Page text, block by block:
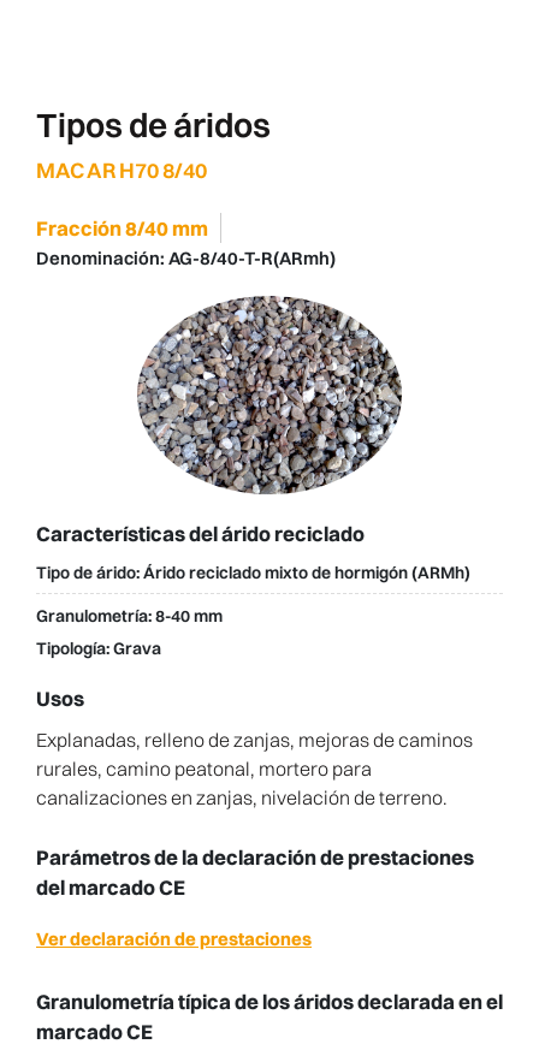
Tipos de áridos
MAC AR H70 8/40
Fracción 8/40 mm
Denominación: AG-8/40-T-R(ARmh)
Características del árido reciclado
Tipo de árido:Árido reciclado mixto de hormigón (ARMh)
Granulometría:8-40 mm
Tipología:Grava
Usos
Explanadas, relleno de zanjas, mejoras de caminos
rurales, camino peatonal, mortero para
canalizaciones en zanjas, nivelación de terreno.
Parámetros de la declaración de prestaciones
del marcado CE
Ver declaración de prestaciones
Granulometría típica de los áridos declarada en el
marcado CE